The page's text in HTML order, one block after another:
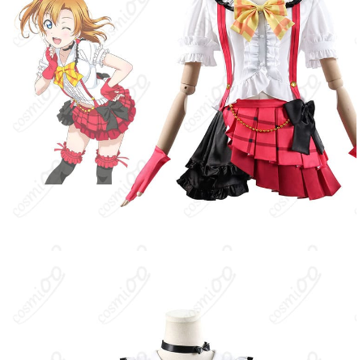
セット内容
り、腰飾り、靴下、耳飾り（セット内容は
生産ロットや工法により若干変更される場
合があります）
サイズ
XS、S、M、L、XL、XXL、XXXL
発送予定
加工に7～15営業日、配送に5～7営業日（※
土日祝除く）、合計で12～22営業日程度で
お届け
支払い方法
クレジットカード（VISA、Master、JCB、
Discover、AMERICAN EXPRESS）、
PayPal、銀行振込